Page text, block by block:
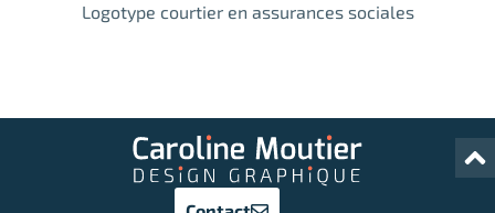
Logotype courtier en assurances sociales